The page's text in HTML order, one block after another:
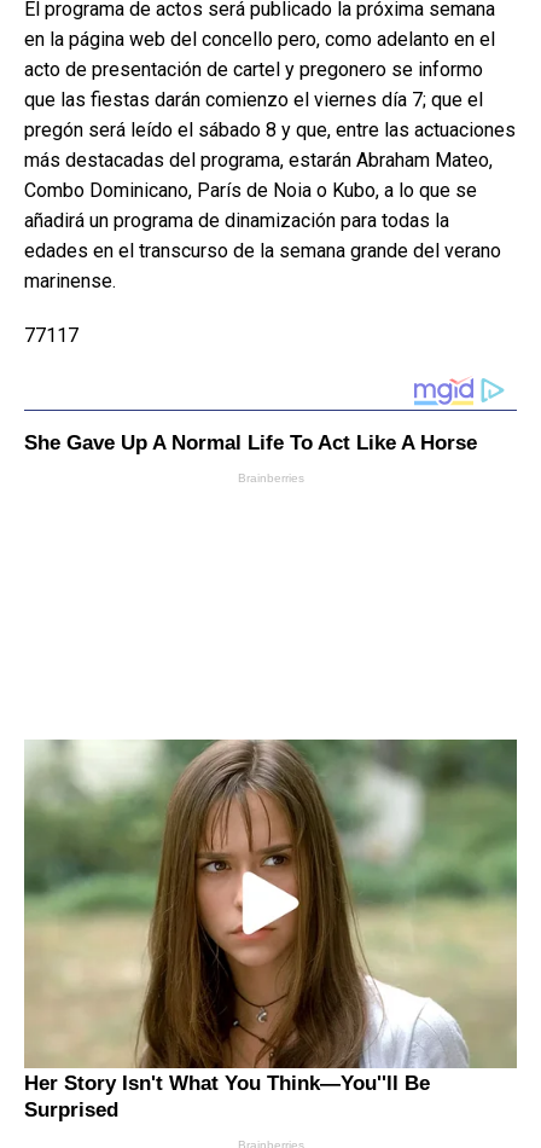
El programa de actos será publicado la próxima semana
en la página web del concello pero, como adelanto en el
acto de presentación de cartel y pregonero se informo
que las fiestas darán comienzo el viernes día 7; que el
pregón será leído el sábado 8 y que, entre las actuaciones
más destacadas del programa, estarán Abraham Mateo,
Combo Dominicano, París de Noia o Kubo, a lo que se
añadirá un programa de dinamización para todas la
edades en el transcurso de la semana grande del verano
marinense.
77117